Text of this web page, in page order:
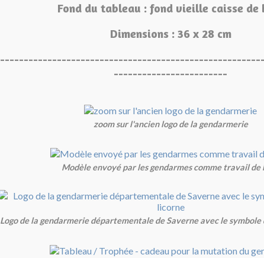
Fond du tableau : fond vieille caisse de
Dimensions : 36 x 28 cm
------------------------
zoom sur l'ancien logo de la gendarmerie
Modèle envoyé par les gendarmes comme travail de
Logo de la gendarmerie départementale de Saverne avec le